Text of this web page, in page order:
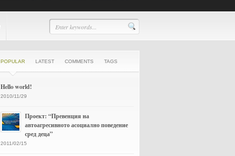
POPULAR LATEST COMMENTS TAGS
Hello world!
2010/11/29
Проект: “Превенция на
автоагресивното асоциално поведение
сред деца”
2011/02/15